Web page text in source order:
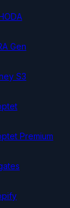
Gen
S3
Premium